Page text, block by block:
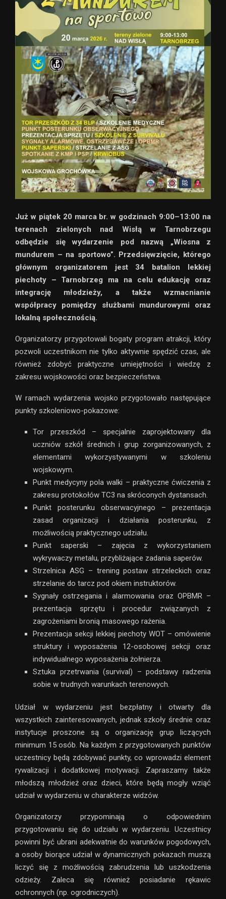
Już w piątek 20 marca br. w godzinach 9:00–13:00 na
terenach zielonych nad Wisłą w Tarnobrzegu
odbędzie się wydarzenie pod nazwą „Wiosna z
mundurem – na sportowo”. Przedsięwzięcie, którego
głównym organizatorem jest 34 batalion lekkiej
piechoty – Tarnobrzeg ma na celu edukację oraz
integrację młodzieży, a także wzmacnianie
współpracy pomiędzy służbami mundurowymi oraz
lokalną społecznością.
Organizatorzy przygotowali bogaty program atrakcji, który
pozwoli uczestnikom nie tylko aktywnie spędzić czas, ale
również zdobyć praktyczne umiejętności i wiedzę z
zakresu wojskowości oraz bezpieczeństwa.
W ramach wydarzenia wojsko przygotowało następujące
punkty szkoleniowo-pokazowe:
Tor przeszkód – specjalnie zaprojektowany dla
uczniów szkół średnich i grup zorganizowanych, z
elementami wykorzystywanymi w szkoleniu
wojskowym.
Punkt medycyny pola walki – praktyczne ćwiczenia z
zakresu protokołów TC3 na skróconych dystansach.
Punkt posterunku obserwacyjnego – prezentacja
zasad organizacji i działania posterunku, z
możliwością praktycznego udziału.
Punkt saperski – zajęcia z wykorzystaniem
wykrywaczy metalu, przybliżające zadania saperów.
Strzelnica ASG – trening postaw strzeleckich oraz
strzelanie do tarcz pod okiem instruktorów.
Sygnały ostrzegania i alarmowania oraz OPBMR –
prezentacja sprzętu i procedur związanych z
zagrożeniami bronią masowego rażenia.
Prezentacja sekcji lekkiej piechoty WOT – omówienie
struktury i wyposażenia 12-osobowej sekcji oraz
indywidualnego wyposażenia żołnierza.
Sztuka przetrwania (survival) – podstawy radzenia
sobie w trudnych warunkach terenowych.
Udział w wydarzeniu jest bezpłatny i otwarty dla
wszystkich zainteresowanych, jednak szkoły średnie oraz
instytucje proszone są o organizację grup liczących
minimum 15 osób. Na każdym z przygotowanych punktów
uczestnicy będą zdobywać punkty, co wprowadzi element
rywalizacji i dodatkowej motywacji. Zapraszamy także
młodszą młodzież oraz dzieci, które będą mogły wziąć
udział w wydarzeniu w charakterze widzów.
Organizatorzy przypominają o odpowiednim
przygotowaniu się do udziału w wydarzeniu. Uczestnicy
powinni być ubrani adekwatnie do warunków pogodowych,
a osoby biorące udział w dynamicznych pokazach muszą
liczyć się z możliwością zabrudzenia lub uszkodzenia
odzieży. Zaleca się również posiadanie rękawic
ochronnych (np. ogrodniczych).